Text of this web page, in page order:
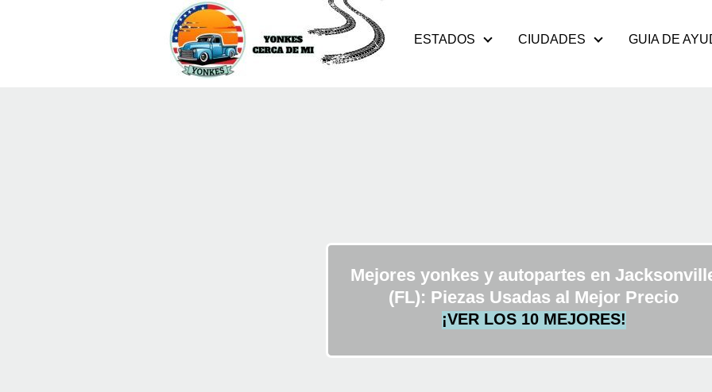
ESTADOS CIUDADES GUIA DE
Mejores yonkes y autopartes en
(FL): Piezas Usadas al Mejor Precio
¡VER LOS 10 MEJORES!